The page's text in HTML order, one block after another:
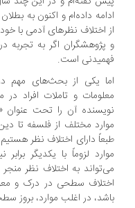
داده‌ام و اکنون به بطلان آن
اختلاف نظرهای آدمی با خودش
اگر به تجربه در
است.
یکی از بحث‌های مهم در
و تاملات افراد در
آن را تحت عنوان
مختلف از فلسفه تا دین،
دارای اختلاف نظر هستیم. اما
لزوماً با یکدیگر برابر
به اختلاف نظر منجر شود.
سطحی در درک و معرفت
در اغلب موارد، بروز سطحی از